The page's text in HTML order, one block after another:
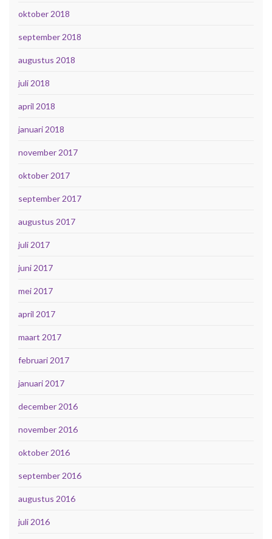
oktober 2018
september 2018
augustus 2018
juli 2018
april 2018
januari 2018
november 2017
oktober 2017
september 2017
augustus 2017
juli 2017
juni 2017
mei 2017
april 2017
maart 2017
februari 2017
januari 2017
december 2016
november 2016
oktober 2016
september 2016
augustus 2016
juli 2016